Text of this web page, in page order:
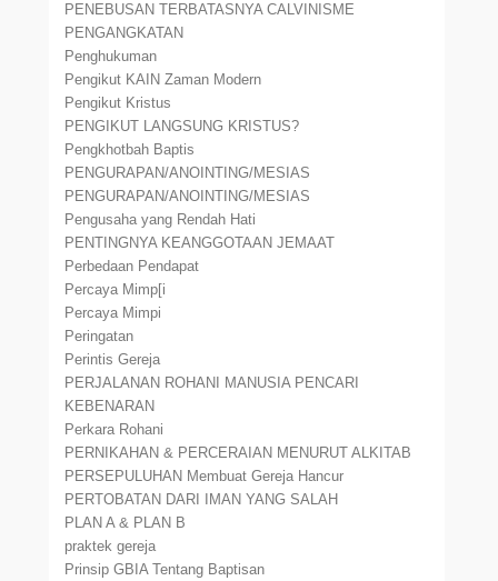
PENEBUSAN TERBATASNYA CALVINISME
PENGANGKATAN
Penghukuman
Pengikut KAIN Zaman Modern
Pengikut Kristus
PENGIKUT LANGSUNG KRISTUS?
Pengkhotbah Baptis
PENGURAPAN/ANOINTING/MESIAS
PENGURAPAN/ANOINTING/MESIAS
Pengusaha yang Rendah Hati
PENTINGNYA KEANGGOTAAN JEMAAT
Perbedaan Pendapat
Percaya Mimp[i
Percaya Mimpi
Peringatan
Perintis Gereja
PERJALANAN ROHANI MANUSIA PENCARI
KEBENARAN
Perkara Rohani
PERNIKAHAN & PERCERAIAN MENURUT ALKITAB
PERSEPULUHAN Membuat Gereja Hancur
PERTOBATAN DARI IMAN YANG SALAH
PLAN A & PLAN B
praktek gereja
Prinsip GBIA Tentang Baptisan